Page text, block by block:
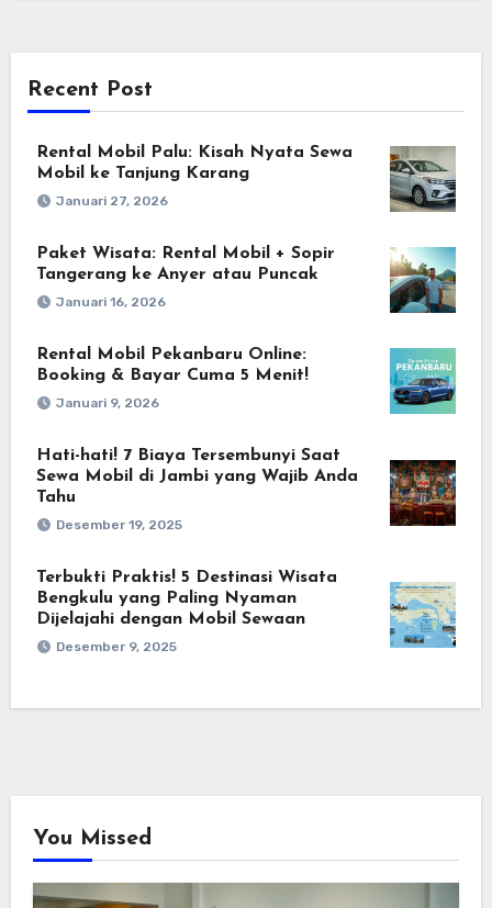
Recent Post
Rental Mobil Palu: Kisah Nyata Sewa
Mobil ke Tanjung Karang
Januari 27, 2026
Paket Wisata: Rental Mobil + Sopir
Tangerang ke Anyer atau Puncak
Januari 16, 2026
Rental Mobil Pekanbaru Online:
Booking & Bayar Cuma 5 Menit!
Januari 9, 2026
Hati-hati! 7 Biaya Tersembunyi Saat
Sewa Mobil di Jambi yang Wajib Anda
Tahu
Desember 19, 2025
Terbukti Praktis! 5 Destinasi Wisata
Bengkulu yang Paling Nyaman
Dijelajahi dengan Mobil Sewaan
Desember 9, 2025
You Missed